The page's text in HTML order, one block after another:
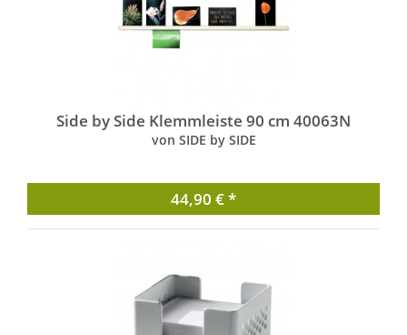
Side by Side Klemmleiste 90 cm 40063N
von SIDE by SIDE
44,90 € *